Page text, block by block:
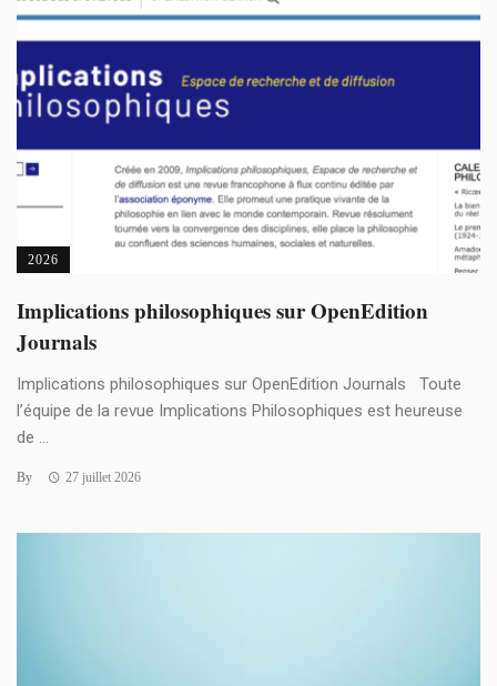
2026
Implications philosophiques sur OpenEdition
Journals
Implications philosophiques sur OpenEdition Journals Toute
l’équipe de la revue Implications Philosophiques est heureuse
de ...
By 27 juillet 2026